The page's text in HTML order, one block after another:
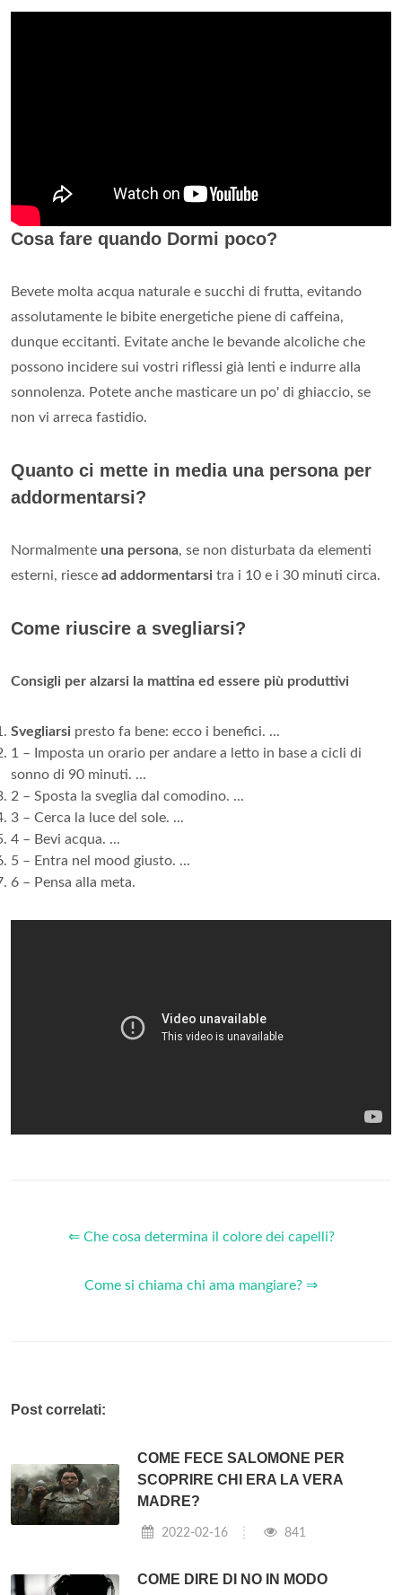
Cosa fare quando Dormi poco?
Bevete molta acqua naturale e succhi di frutta, evitando
assolutamente le bibite energetiche piene di caffeina,
dunque eccitanti. Evitate anche le bevande alcoliche che
possono incidere sui vostri riflessi già lenti e indurre alla
sonnolenza. Potete anche masticare un po' di ghiaccio, se
non vi arreca fastidio.
Quanto ci mette in media una persona per
addormentarsi?
Normalmente una persona, se non disturbata da elementi
esterni, riesce ad addormentarsi tra i 10 e i 30 minuti circa.
Come riuscire a svegliarsi?
Consigli per alzarsi la mattina ed essere più produttivi
Svegliarsi presto fa bene: ecco i benefici. ...
1 – Imposta un orario per andare a letto in base a cicli di
sonno di 90 minuti. ...
2 – Sposta la sveglia dal comodino. ...
3 – Cerca la luce del sole. ...
4 – Bevi acqua. ...
5 – Entra nel mood giusto. ...
6 – Pensa alla meta.
⇐ Che cosa determina il colore dei capelli?
Come si chiama chi ama mangiare? ⇒
Post correlati:
COME FECE SALOMONE PER
SCOPRIRE CHI ERA LA VERA
MADRE?
2022-02-16 841
COME DIRE DI NO IN MODO